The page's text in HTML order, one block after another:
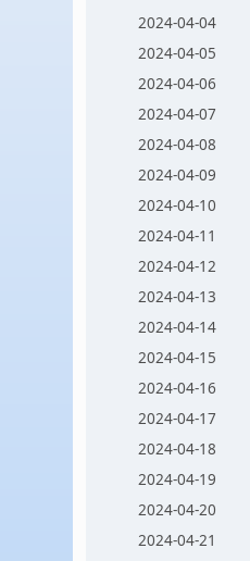
2024-04-04
2024-04-05
2024-04-06
2024-04-07
2024-04-08
2024-04-09
2024-04-10
2024-04-11
2024-04-12
2024-04-13
2024-04-14
2024-04-15
2024-04-16
2024-04-17
2024-04-18
2024-04-19
2024-04-20
2024-04-21